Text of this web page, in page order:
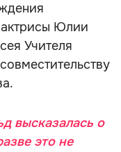
Юлии
Учителя
высказалась о
это не